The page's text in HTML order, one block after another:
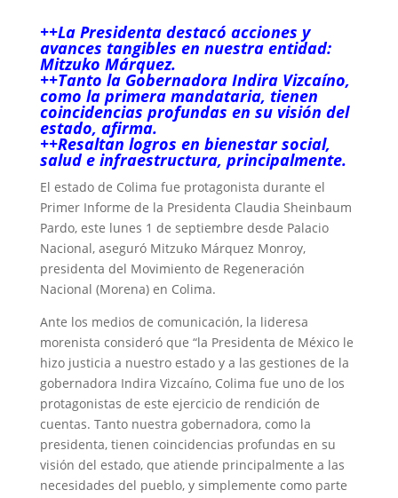
++La Presidenta destacó acciones y
avances tangibles en nuestra entidad:
Mitzuko Márquez.
++Tanto la Gobernadora Indira Vizcaíno,
como la primera mandataria, tienen
coincidencias profundas en su visión del
estado, afirma.
++Resaltan logros en bienestar social,
salud e infraestructura, principalmente.
El estado de Colima fue protagonista durante el
Primer Informe de la Presidenta Claudia Sheinbaum
Pardo, este lunes 1 de septiembre desde Palacio
Nacional, aseguró Mitzuko Márquez Monroy,
presidenta del Movimiento de Regeneración
Nacional (Morena) en Colima.
Ante los medios de comunicación, la lideresa
morenista consideró que “la Presidenta de México le
hizo justicia a nuestro estado y a las gestiones de la
gobernadora Indira Vizcaíno, Colima fue uno de los
protagonistas de este ejercicio de rendición de
cuentas. Tanto nuestra gobernadora, como la
presidenta, tienen coincidencias profundas en su
visión del estado, que atiende principalmente a las
necesidades del pueblo, y simplemente como parte